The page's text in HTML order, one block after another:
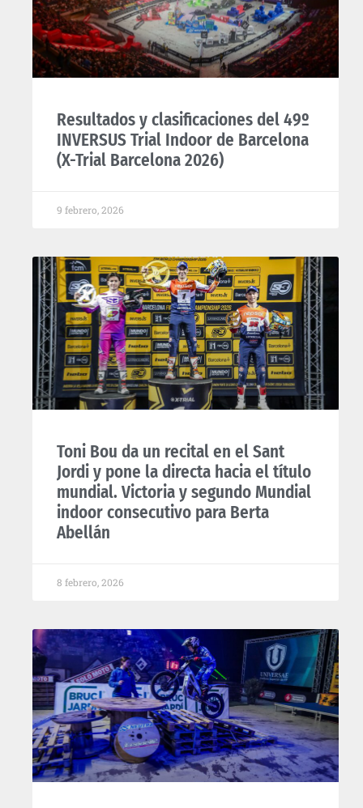
Resultados y clasificaciones del 49º
INVERSUS Trial Indoor de Barcelona
(X-Trial Barcelona 2026)
9 febrero, 2026
Toni Bou da un recital en el Sant
Jordi y pone la directa hacia el título
mundial. Victoria y segundo Mundial
indoor consecutivo para Berta
Abellán
8 febrero, 2026